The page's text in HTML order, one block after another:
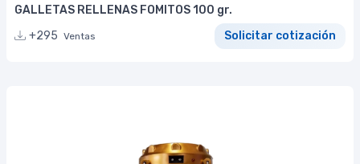
GALLETAS RELLENAS FOMITOS 100 gr.
+295 Ventas Solicitar cotización